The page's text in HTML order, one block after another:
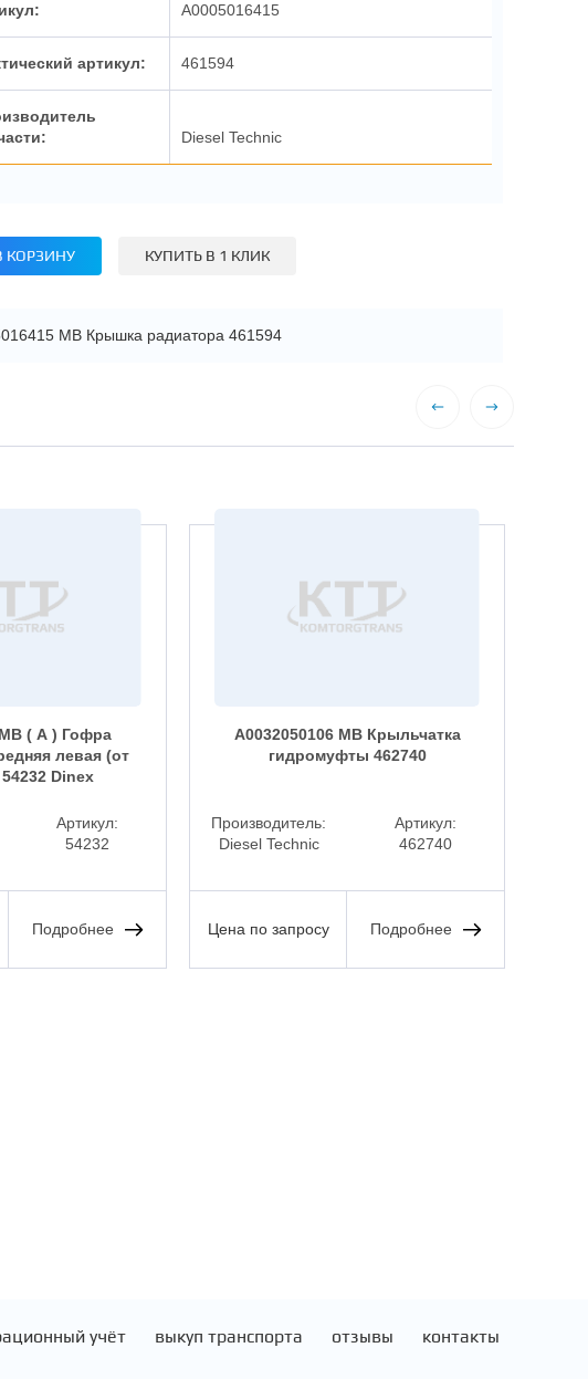
A0005016415
артикул: 461594
Diesel Technic
КОРЗИНУ КУПИТЬ В 1 КЛИК
МВ Крышка радиатора 461594
( А ) Гофра
левая (от
Dinex
Артикул:
54232
Подробнее
A0032050106 MB Крыльчатка
гидромуфты 462740
Производитель:
Diesel Technic
Артикул:
462740
Цена по запросу Подробнее
учёт выкуп транспорта отзывы контакты